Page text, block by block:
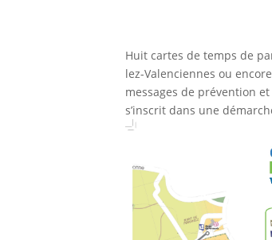
Huit cartes de temps de
lez-Valenciennes ou
messages de prévention
s’inscrit dans une